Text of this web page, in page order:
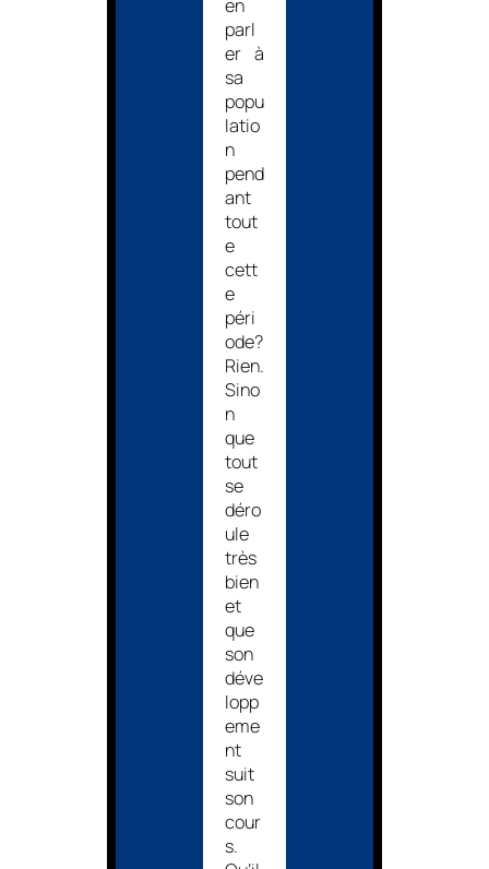
en
parl
er à
sa
popu
latio
n
pend
ant
tout
e
cett
e
péri
ode?
Rien.
Sino
n
que
tout
se
déro
ule
très
bien
et
que
son
déve
lopp
eme
nt
suit
son
cour
s.